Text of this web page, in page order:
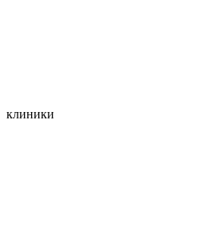
клиники